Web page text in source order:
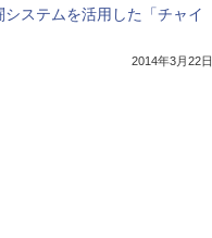
システムを活用した「チャイ
2014年3月22日